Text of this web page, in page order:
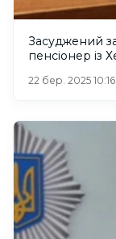
Засуджений
пенсіонер із
22 бер. 2025 10:16